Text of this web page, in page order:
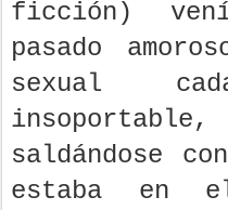
ficción)
pasado
sexual
saldándose
estaba en